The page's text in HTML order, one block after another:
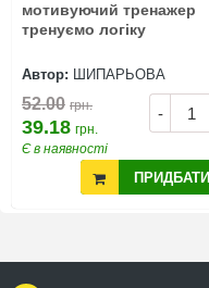
мотивуючий тренажер
тренуємо логіку
Автор: ШИПАРЬОВА
-
52.00 грн.
39.18 грн.
Є в наявності
ПРИДБАТИ